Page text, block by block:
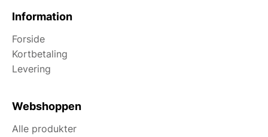
Information
Forside
Kortbetaling
Levering
Webshoppen
Alle produkter